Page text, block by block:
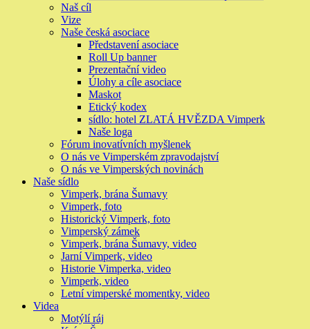
Naš cíl
Vize
Naše česká asociace
Představení asociace
Roll Up banner
Prezentační video
Úlohy a cíle asociace
Maskot
Etický kodex
sídlo: hotel ZLATÁ HVĚZDA Vimperk
Naše loga
Fórum inovatívních myšlenek
O nás ve Vimperském zpravodajství
O nás ve Vimperských novinách
Naše sídlo
Vimperk, brána Šumavy
Vimperk, foto
Historický Vimperk, foto
Vimperský zámek
Vimperk, brána Šumavy, video
Jarní Vimperk, video
Historie Vimperka, video
Vimperk, video
Letní vimperské momentky, video
Videa
Motýlí ráj